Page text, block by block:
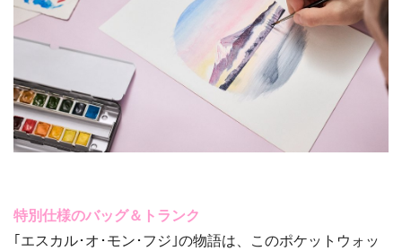
特別仕様のバッグ＆トランク
｢エスカル･オ･モン･フジ｣の物語は、このポケットウォッ